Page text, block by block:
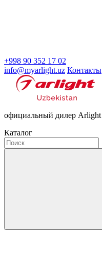
+998 90 352 17 02
info@myarlight.uz Контакты
официальный дилер Arlight
Каталог